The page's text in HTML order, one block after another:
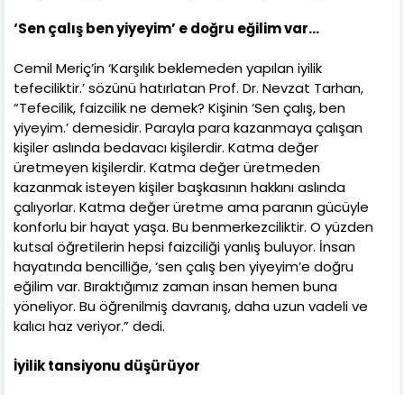
‘Sen çalış ben yiyeyim’ e doğru eğilim var…
Cemil Meriç’in ‘Karşılık beklemeden yapılan iyilik
tefeciliktir.’ sözünü hatırlatan Prof. Dr. Nevzat Tarhan,
“Tefecilik, faizcilik ne demek? Kişinin ‘Sen çalış, ben
yiyeyim.’ demesidir. Parayla para kazanmaya çalışan
kişiler aslında bedavacı kişilerdir. Katma değer
üretmeyen kişilerdir. Katma değer üretmeden
kazanmak isteyen kişiler başkasının hakkını aslında
çalıyorlar. Katma değer üretme ama paranın gücüyle
konforlu bir hayat yaşa. Bu benmerkezciliktir. O yüzden
kutsal öğretilerin hepsi faizciliği yanlış buluyor. İnsan
hayatında bencilliğe, ‘sen çalış ben yiyeyim’e doğru
eğilim var. Bıraktığımız zaman insan hemen buna
yöneliyor. Bu öğrenilmiş davranış, daha uzun vadeli ve
kalıcı haz veriyor.” dedi.
İyilik tansiyonu düşürüyor